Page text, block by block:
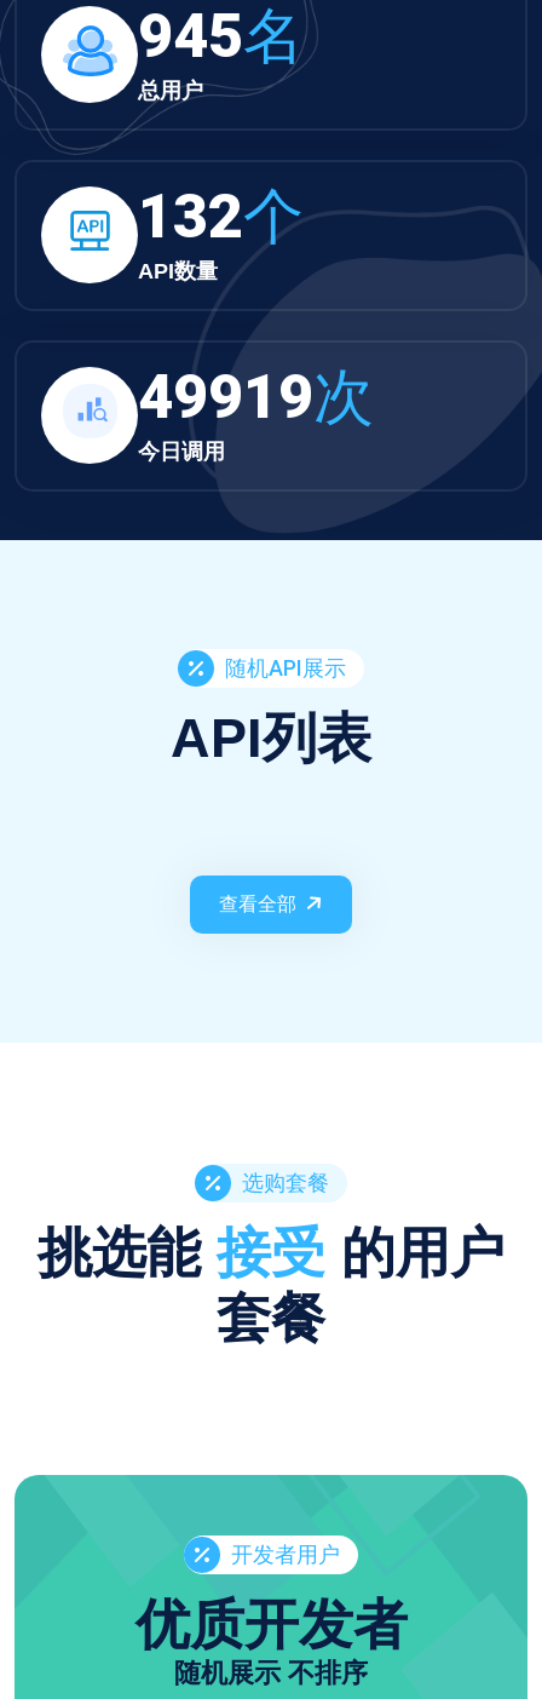
945名
总用户
132个
API数量
51640次
今日调用
随机API展示
API列表
查看全部
选购套餐
挑选能接受 的用户
套餐
开发者用户
优质开发者
随机展示 不排序